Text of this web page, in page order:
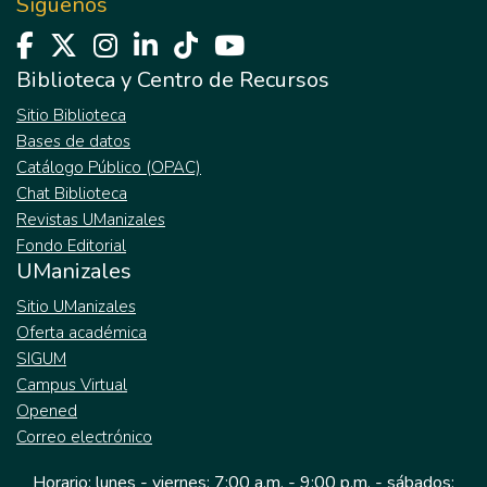
hidrometeorológicos. Se aplicará el Proceso
de Análisis Jerárquico (AHP), una técnica
multicriterio que permite comparar y
integrando estas variables en un entorno
que identifican áreas críticas para la
condicionantes, sin abordar la evaluación de
optimizar la planificación del mantenimiento
Biblioteca y Centro de Recursos
Sitio Biblioteca
Bases de datos
Catálogo Público (OPAC)
Chat Biblioteca
Revistas UManizales
Fondo Editorial
UManizales
Sitio UManizales
Oferta académica
SIGUM
Campus Virtual
Opened
Correo electrónico